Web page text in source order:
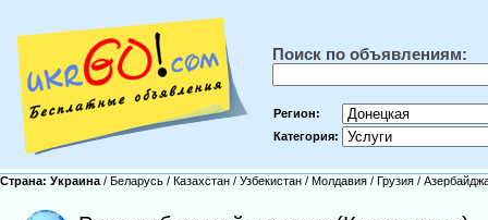
Поиск по объявлениям:
Регион:
Категория:
Страна: Украина / Беларусь / Казахстан / Узбекистан / Молдавия / Грузия /